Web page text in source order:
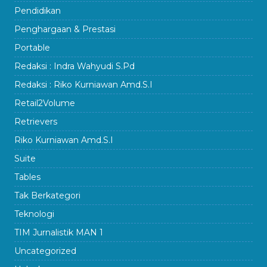
Pendidikan
Penghargaan & Prestasi
Portable
Redaksi : Indra Wahyudi S.Pd
Redaksi : Riko Kurniawan Amd.S.I
Retail2Volume
Retrievers
Riko Kurniawan Amd.S.I
Suite
Tables
Tak Berkategori
Teknologi
TIM Jurnalistik MAN 1
Uncategorized